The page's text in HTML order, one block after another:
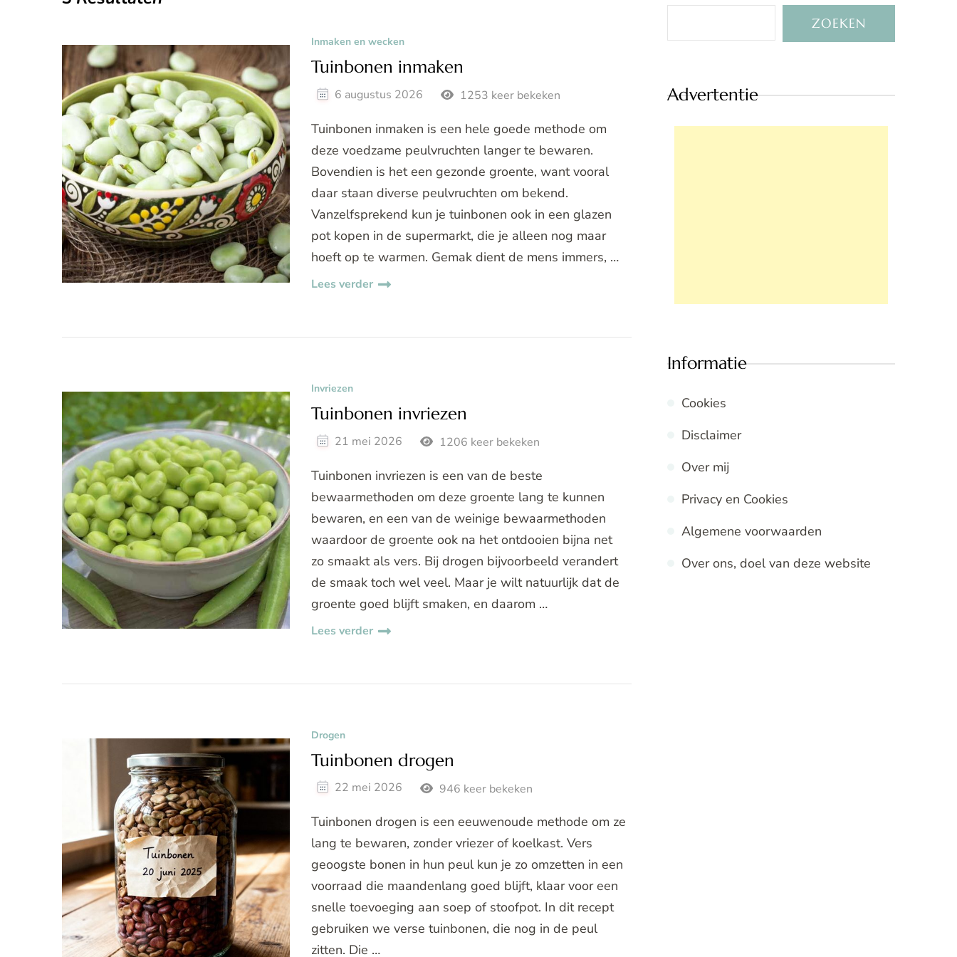
Inmaken en wecken
Tuinbonen inmaken
6 augustus 2026 1253 keer bekeken
Tuinbonen inmaken is een hele goede methode om
deze voedzame peulvruchten langer te bewaren.
Bovendien is het een gezonde groente, want vooral
daar staan diverse peulvruchten om bekend.
Vanzelfsprekend kun je tuinbonen ook in een glazen
pot kopen in de supermarkt, die je alleen nog maar
hoeft op te warmen. Gemak dient de mens immers, …
Lees verder
Invriezen
Tuinbonen invriezen
21 mei 2026 1206 keer bekeken
Tuinbonen invriezen is een van de beste
bewaarmethoden om deze groente lang te kunnen
bewaren, en een van de weinige bewaarmethoden
waardoor de groente ook na het ontdooien bijna net
zo smaakt als vers. Bij drogen bijvoorbeeld verandert
de smaak toch wel veel. Maar je wilt natuurlijk dat de
groente goed blijft smaken, en daarom …
Lees verder
Drogen
Tuinbonen drogen
22 mei 2026 946 keer bekeken
Tuinbonen drogen is een eeuwenoude methode om ze
lang te bewaren, zonder vriezer of koelkast. Vers
geoogste bonen in hun peul kun je zo omzetten in een
voorraad die maandenlang goed blijft, klaar voor een
snelle toevoeging aan soep of stoofpot. In dit recept
gebruiken we verse tuinbonen, die nog in de peul
zitten. Die …
ZOEKEN
Advertentie
Informatie
Cookies
Disclaimer
Over mij
Privacy en Cookies
Algemene voorwaarden
Over ons, doel van deze website